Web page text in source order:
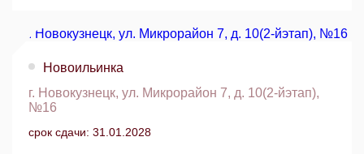
Новоильинка
г. Новокузнецк, ул. Микрорайон 7, д. 10(2-йэтап),
№16
срок сдачи: 31.01.2028